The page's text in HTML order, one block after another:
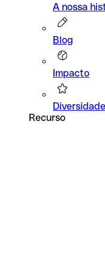
A nossa
Blog
Impacto
Recurso